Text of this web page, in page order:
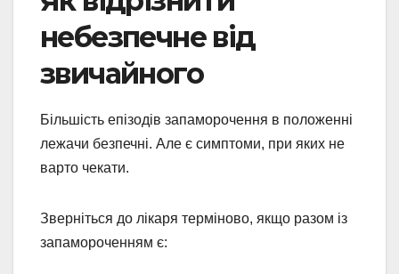
небезпечне від
звичайного
Більшість епізодів запаморочення в положенні
лежачи безпечні. Але є симптоми, при яких не
варто чекати.
Зверніться до лікаря терміново, якщо разом із
запамороченням є: